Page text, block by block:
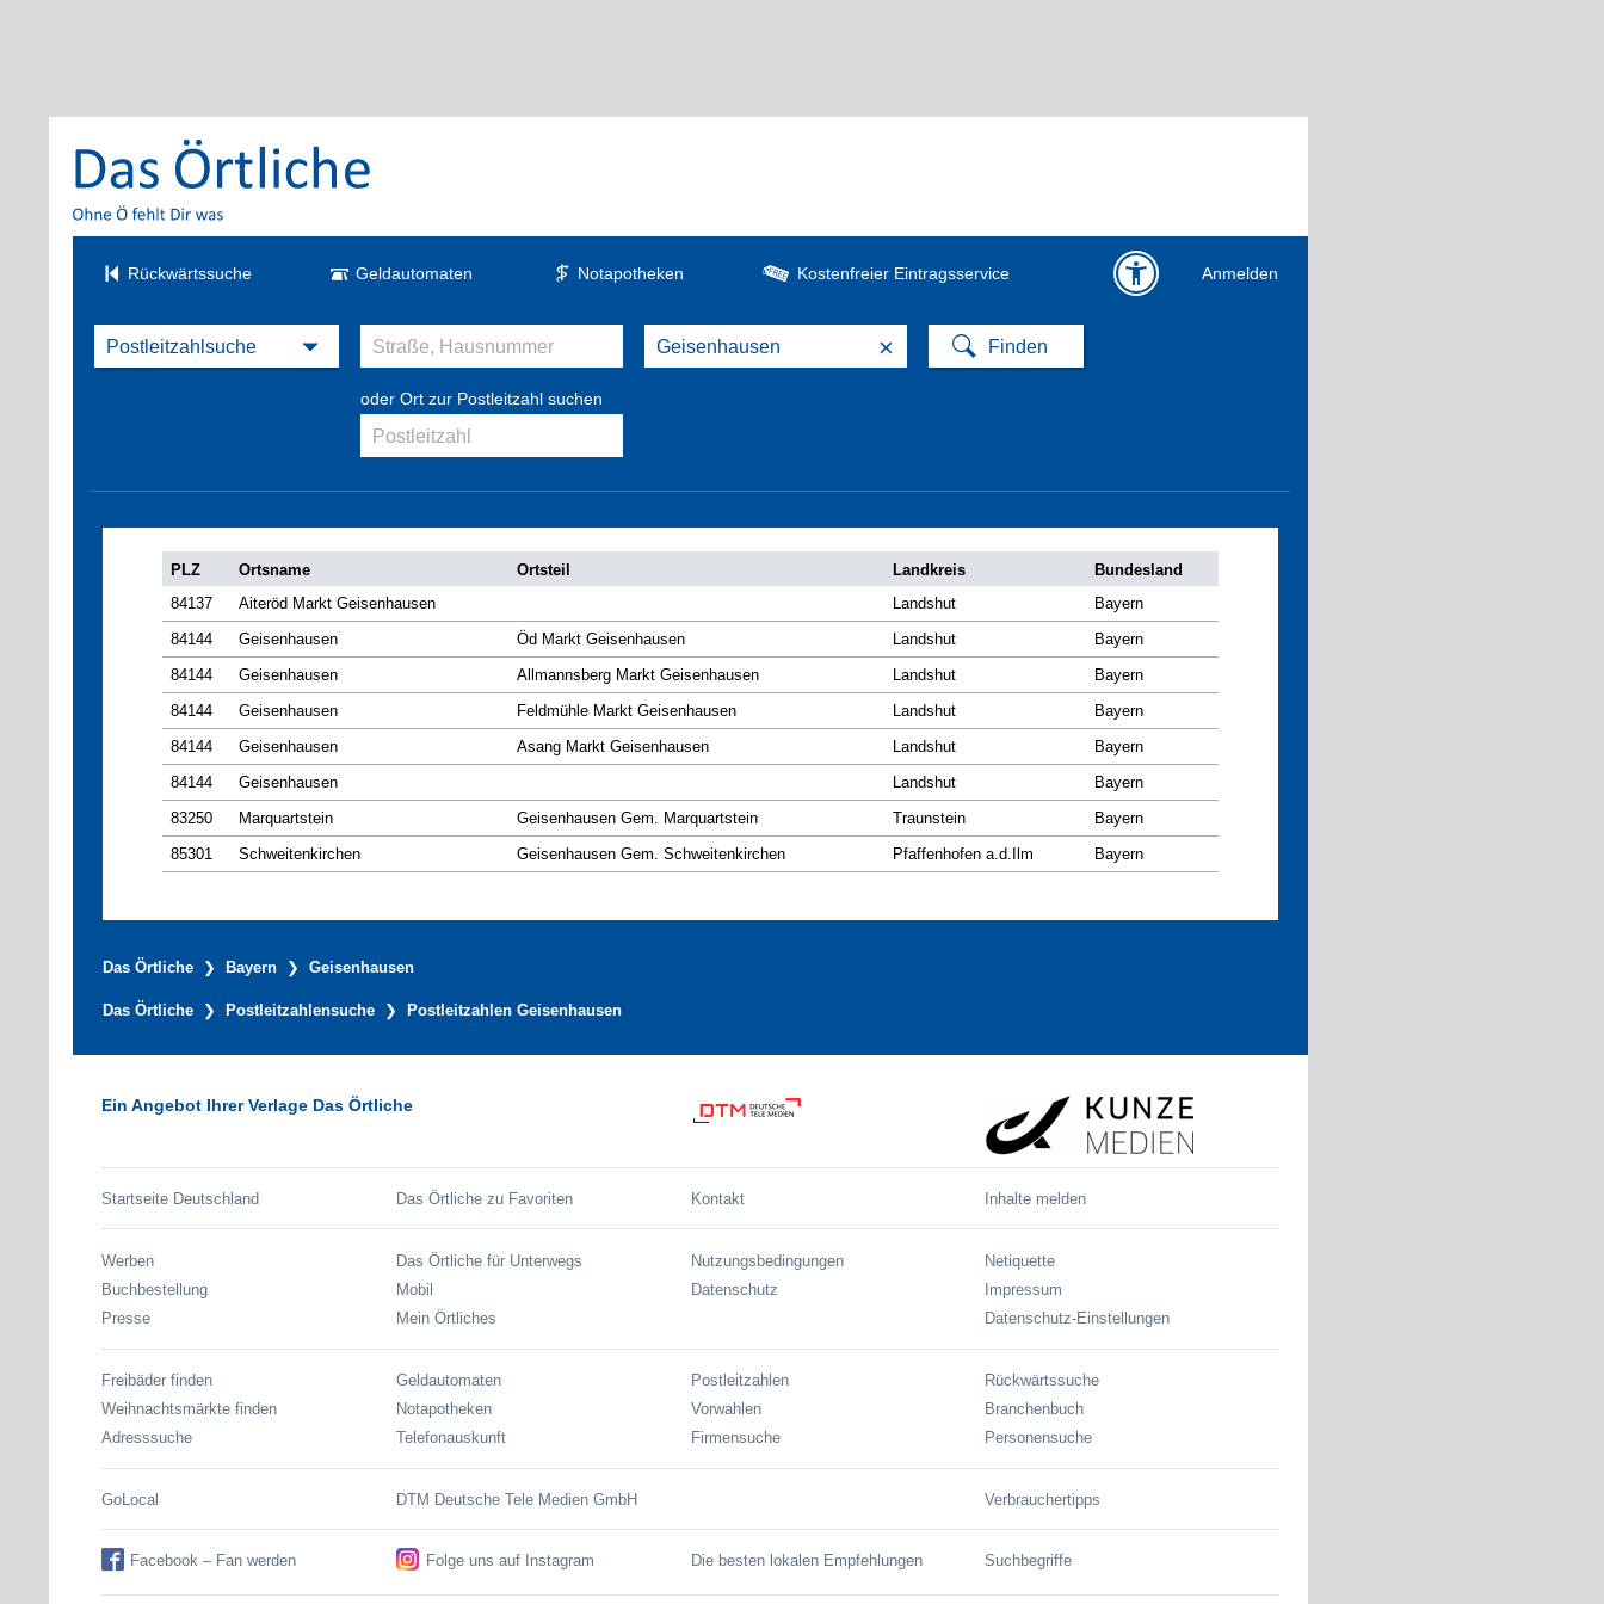
Rückwärtssuche Geldautomaten Notapotheken Kostenfreier Eintragsservice Anmelden
×
oder Ort zur Postleitzahl suchen
PLZ Ortsname Ortsteil Landkreis
Bundesland
84137
Aiteröd Markt Geisenhausen Landshut
Bayern
84144
Geisenhausen Öd Markt Geisenhausen Landshut
Bayern
84144
Geisenhausen Allmannsberg Markt Geisenhausen Landshut
Bayern
84144
Geisenhausen Feldmühle Markt Geisenhausen Landshut
Bayern
84144
Geisenhausen Asang Markt Geisenhausen Landshut
Bayern
84144
Geisenhausen Landshut
Bayern
83250
Marquartstein Geisenhausen Gem. Marquartstein Traunstein
Bayern
85301
Schweitenkirchen Geisenhausen Gem. Schweitenkirchen Pfaffenhofen a.d.Ilm Bayern
Das Örtliche Bayern Geisenhausen
Das Örtliche Postleitzahlensuche Postleitzahlen Geisenhausen
Ein Angebot Ihrer Verlage Das Örtliche
Startseite Deutschland Das Örtliche zu Favoriten Kontakt Inhalte melden
Werben
Buchbestellung
Presse
Das Örtliche für Unterwegs
Mobil
Mein Örtliches
Nutzungsbedingungen
Datenschutz
Netiquette
Impressum
Datenschutz-Einstellungen
Freibäder finden
Weihnachtsmärkte finden
Adresssuche
Geldautomaten
Notapotheken
Telefonauskunft
Postleitzahlen
Vorwahlen
Firmensuche
Rückwärtssuche
Branchenbuch
Personensuche
GoLocal DTM Deutsche Tele Medien GmbH Verbrauchertipps
Facebook – Fan werden Folge uns auf Instagram Die besten lokalen Empfehlungen Suchbegriffe